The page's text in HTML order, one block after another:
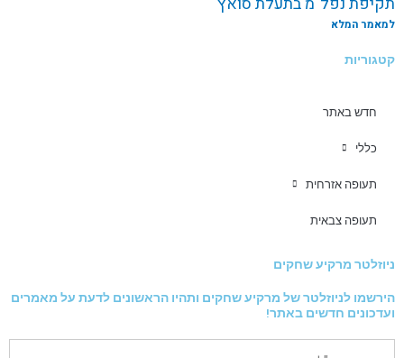
למאמר המלא
קטגוריות
חדש באתר
כללי
תעופה אזרחית
תעופה צבאית
ניוזלטר מרקיע שחקים
הירשמו לניוזלטר של מרקיע שחקים ותהיו הראשונים לדעת על מאמרים
ועדכונים חדשים באתר!